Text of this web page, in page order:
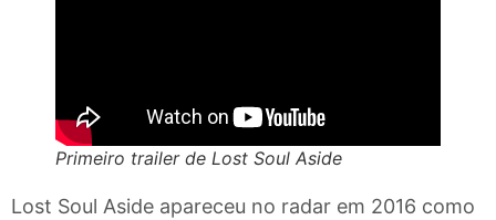
Primeiro trailer de Lost Soul Aside
Lost Soul Aside apareceu no radar em 2016 como